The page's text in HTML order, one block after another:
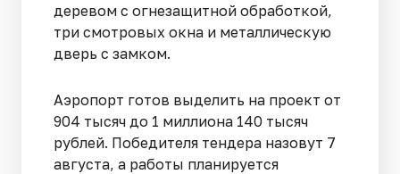
деревом с огнезащитной обработкой,
три смотровых окна и металлическую
дверь с замком.
Аэропорт готов выделить на проект от
904 тысяч до 1 миллиона 140 тысяч
рублей. Победителя тендера назовут 7
августа, а работы планируется